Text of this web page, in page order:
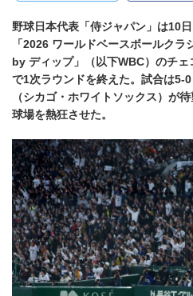
野球日本代表「侍ジャパン」は10
「2026 ワールドベースボールク
by ディップ」（以下WBC）のチ
で1次ラウンドを終えた。試合は5-
（シカゴ・ホワイトソックス）が
球場を熱狂させた。